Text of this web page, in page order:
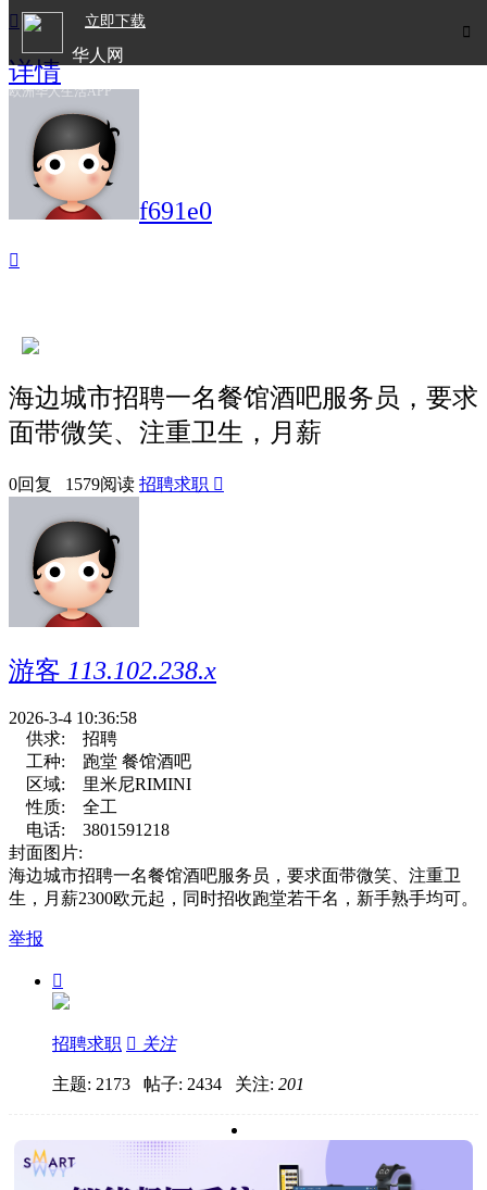

立即下载
华人网
欧洲华人生活APP

详情
f691e0

海边城市招聘一名餐馆酒吧服务员，要求
面带微笑、注重卫生，月薪
0回复 1579阅读 招聘求职 
游客 113.102.238.x
2026-3-4 10:36:58
供求:
招聘
工种:
跑堂 餐馆酒吧
区域:
里米尼RIMINI
性质:
全工
电话:
3801591218
封面图片:
海边城市招聘一名餐馆酒吧服务员，要求面带微笑、注重卫
生，月薪2300欧元起，同时招收跑堂若干名，新手熟手均可。
举报

招聘求职  关注
主题: 2173 帖子: 2434 关注: 201